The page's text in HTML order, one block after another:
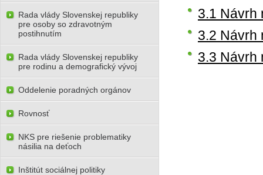
3.1 Návrh
3.2 Návrh
3.3 Návrh
Rada vlády Slovenskej republiky
pre osoby so zdravotným
postihnutím
Rada vlády Slovenskej republiky
pre rodinu a demografický vývoj
Oddelenie poradných orgánov
Rovnosť
NKS pre riešenie problematiky
násilia na deťoch
Inštitút sociálnej politiky